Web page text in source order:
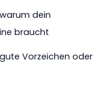
dein
braucht
Vorzeichen oder